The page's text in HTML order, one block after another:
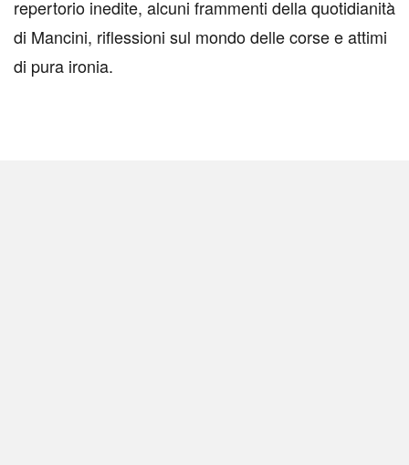
repertorio inedite, alcuni frammenti della quotidianità
di Mancini, riflessioni sul mondo delle corse e attimi
di pura ironia.